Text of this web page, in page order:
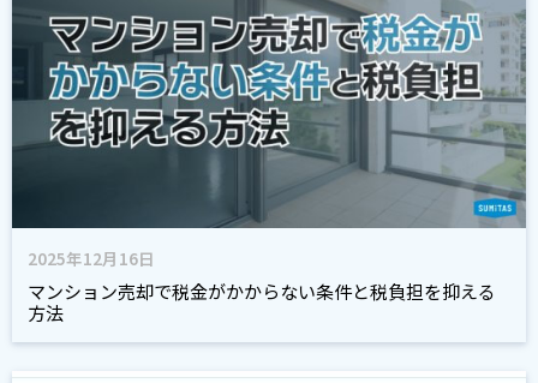
2025年12月16日
マンション売却で税金がかからない条件と税負担を抑える
方法